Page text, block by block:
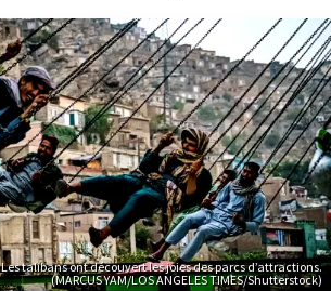
Les talibans ont découvert les joies des parcs d’attractions.
(MARCUS YAM/LOS ANGELES TIMES/Shutterstock)